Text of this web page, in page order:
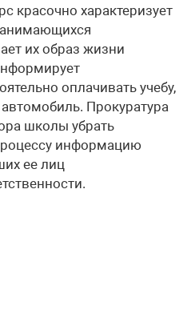
красочно характеризует
их образ жизни
оплачивать учебу,
Прокуратура
школы убрать
информацию
ее лиц